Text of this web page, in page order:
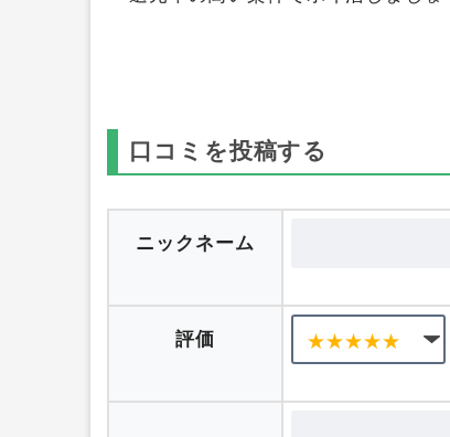
口コミを投稿する
ニックネーム